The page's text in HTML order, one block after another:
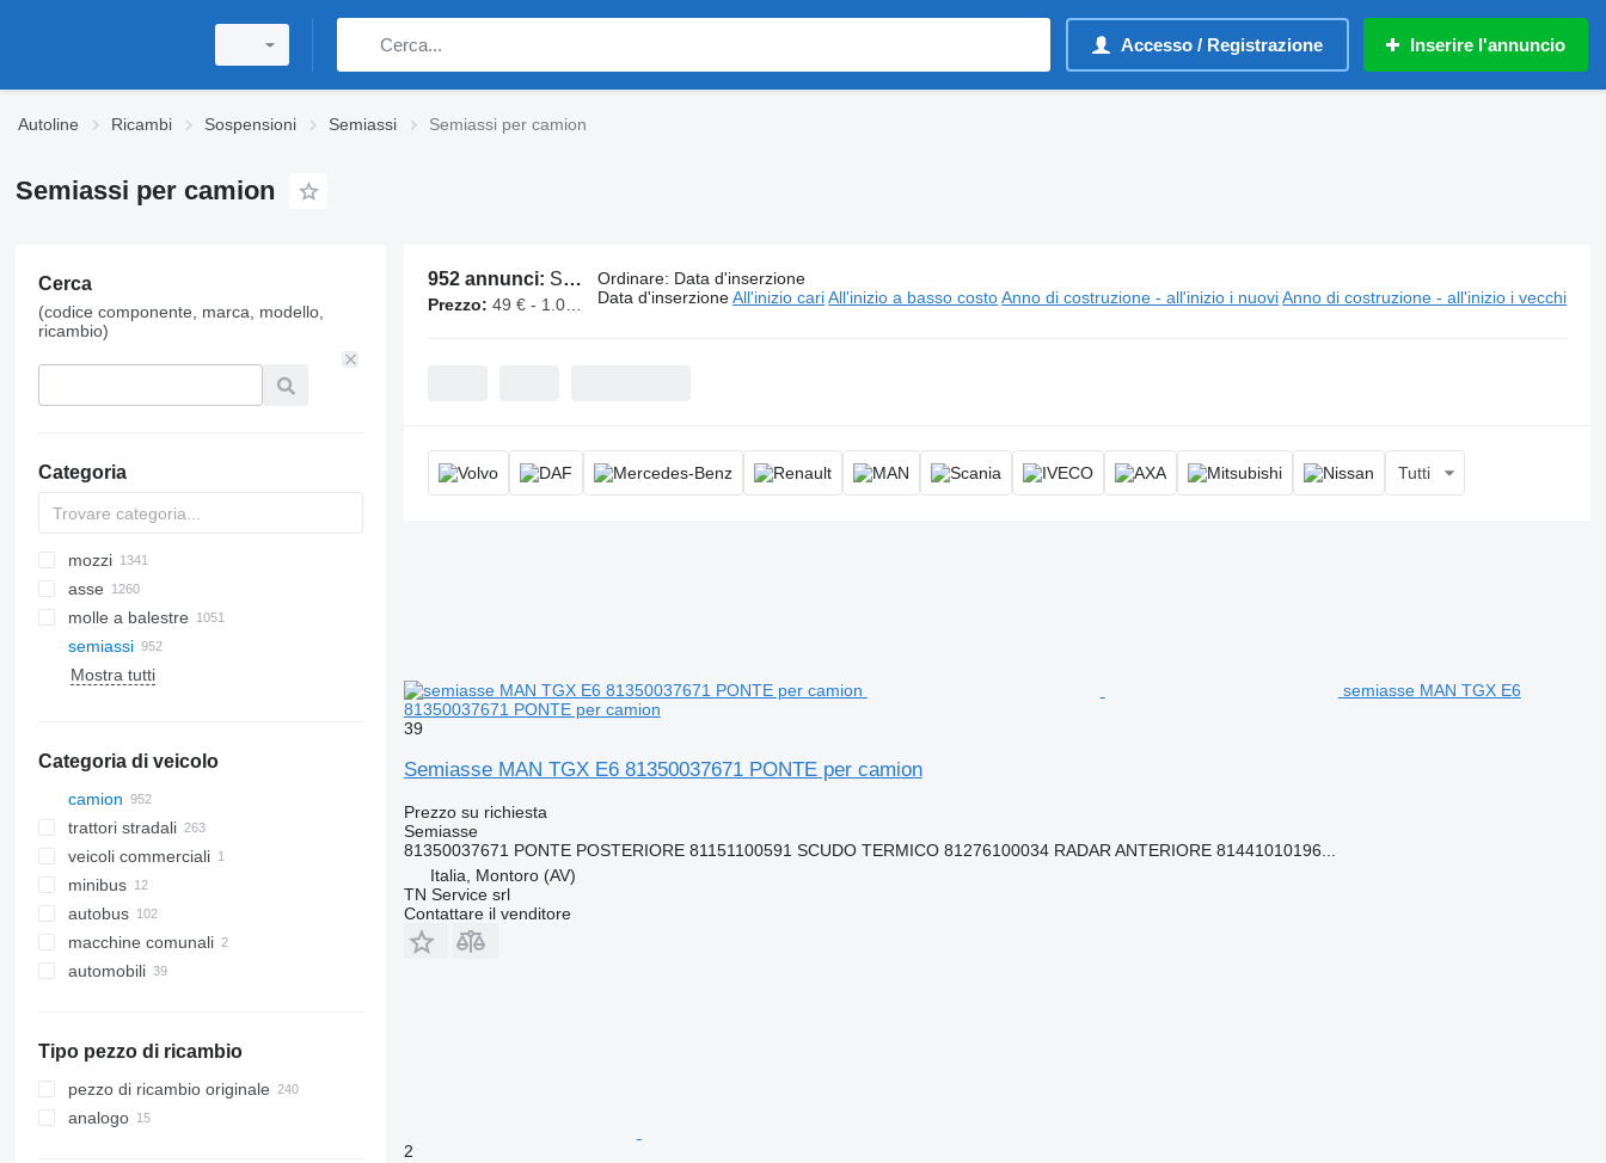
Accesso / Registrazione Inserire l'annuncio
Autoline Ricambi Sospensioni Semiassi Semiassi per camion
Semiassi per camion
Cerca
(codice componente, marca, modello,
ricambio)
Categoria
mozzi
asse
molle a balestre
semiassi
sistemi a cingoli
Mostra tutti
Categoria di veicolo
camion
trattori stradali
veicoli commerciali
minibus
autobus
macchine comunali
veicoli comunali
automobili
Tipo pezzo di ricambio
pezzo di ricambio originale
analogo
952 annunci: Semiassi per camion
Prezzo: 49 € - 1.000 €
Ordinare: Data d'inserzione
Data d'inserzione All'inizio cari All'inizio a basso costo Anno di costruzione - all'inizio i nuovi Anno di costruzione - all'inizio i vecchi
Tutti
semiasse MAN TGX E6
81350037671 PONTE per camion
39
Semiasse MAN TGX E6 81350037671 PONTE per camion
Prezzo su richiesta
Semiasse
81350037671 PONTE POSTERIORE 81151100591 SCUDO TERMICO 81276100034 RADAR ANTERIORE 81441010196...
Italia, Montoro (AV)
TN Service srl
Contattare il venditore
2